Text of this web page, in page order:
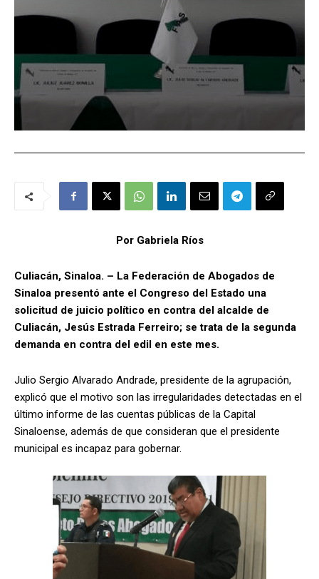
Por Gabriela Ríos
Culiacán, Sinaloa. – La Federación de Abogados de
Sinaloa presentó ante el Congreso del Estado una
solicitud de juicio político en contra del alcalde de
Culiacán, Jesús Estrada Ferreiro; se trata de la segunda
demanda en contra del edil en este mes.
Julio Sergio Alvarado Andrade, presidente de la agrupación,
explicó que el motivo son las irregularidades detectadas en el
último informe de las cuentas públicas de la Capital
Sinaloense, además de que consideran que el presidente
municipal es incapaz para gobernar.